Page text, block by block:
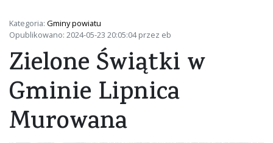
Kategoria: Gminy powiatu
Opublikowano: 2024-05-23 20:05:04 przez eb
Zielone Świątki w
Gminie Lipnica
Murowana